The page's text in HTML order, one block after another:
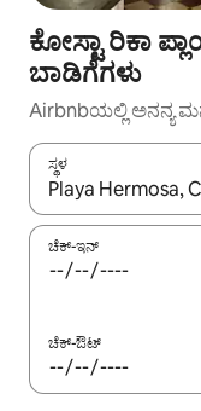
ಕೋಸ್ಟಾ ರಿಕಾ
ಬಾಡಿಗೆಗಳು
Airbnbಯಲ್ಲಿ ಅನನ್ಯ
ಸ್ಥಳ
ಫಲಿತಾಂಶಗಳು
ಚೆಕ್-ಇನ್
ಚೆಕ್-ಔಟ್